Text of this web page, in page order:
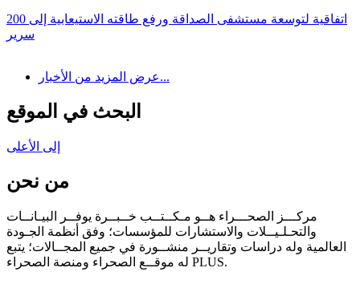
اتفاقية لتوسعة مستشفى الصداقة ورفع طاقته الاستيعابية إلى 200
سرير
عرض المزيد من الأخبار...
البحث في الموقع
إلى الأعلى
من نحن
مركـــز الصحـــراء هــو مـكــتــب خــبــرة يوفــر البيـانــات
والتحـلـيــلات والاستشارات للمؤسسات؛ وفق أنظمة الجـودة
العالمية وله دراسات وتقاريــر منشــورة في جميع المجــالات؛ يتبع
له موقــع الصحراء ومنصة الصحراء PLUS.